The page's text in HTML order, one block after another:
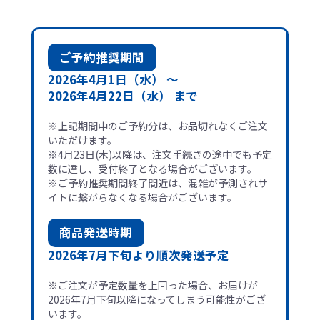
ご予約推奨期間
2026年4月1日（水） 〜
2026年4月22日（水） まで
※上記期間中のご予約分は、お品切れなくご注文
いただけます。
※4月23日(木)以降は、注文手続きの途中でも予定
数に達し、受付終了となる場合がございます。
※ご予約推奨期間終了間近は、混雑が予測されサ
イトに繋がらなくなる場合がございます。
商品発送時期
2026年7月下旬より順次発送予定
※ご注文が予定数量を上回った場合、お届けが
2026年7月下旬以降になってしまう可能性がござ
います。